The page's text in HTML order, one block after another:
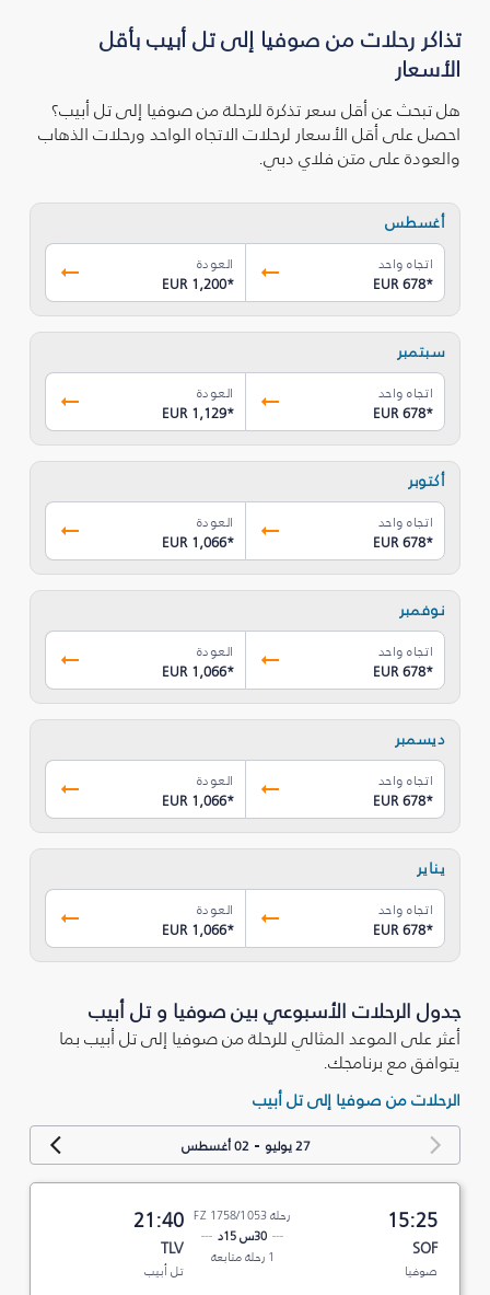
تذاكر رحلات من صوفيا إلى تل أبيب بأقل
الأسعار
هل تبحث عن أقل سعر تذكرة للرحلة من صوفيا إلى تل أبيب؟
احصل على أقل الأسعار لرحلات الاتجاه الواحد ورحلات الذهاب
والعودة على متن فلاي دبي.
أغسطس
اتجاه واحد
EUR 678*
العودة
EUR 1,200*
سبتمبر
اتجاه واحد
EUR 678*
العودة
EUR 1,129*
أكتوبر
اتجاه واحد
EUR 678*
العودة
EUR 1,066*
نوفمبر
اتجاه واحد
EUR 678*
العودة
EUR 1,066*
ديسمبر
اتجاه واحد
EUR 678*
العودة
EUR 1,066*
يناير
اتجاه واحد
EUR 678*
العودة
EUR 1,066*
جدول الرحلات الأسبوعي بين صوفيا و تل أبيب
أعثر على الموعد المثالي للرحلة من صوفيا إلى تل أبيب بما
يتوافق مع برنامجك.
الرحلات من صوفيا إلى تل أبيب
27 يوليو -02 أغسطس
15:25
SOF
صوفيا
رحلة FZ 1758/1053
30س 15د
1 رحلة متابعة
21:40
TLV
تل أبيب